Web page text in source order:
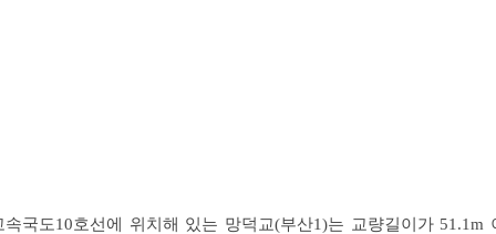
속국도10호선에 위치해 있는 망덕교(부산1)는 교량길이가 51.1m